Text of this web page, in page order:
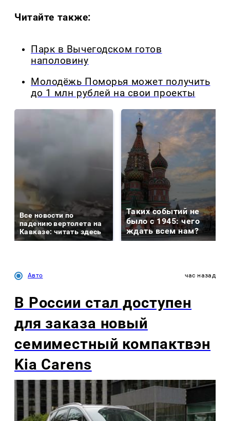
Читайте также:
Парк в Вычегодском готов
наполовину
Молодёжь Поморья может получить
до 1 млн рублей на свои проекты
Все новости по
падению вертолета на
Кавказе: читать здесь
Таких событий не
было с 1945: чего
ждать всем нам?
Авто час назад
В России стал доступен
для заказа новый
семиместный компактвэн
Kia Carens